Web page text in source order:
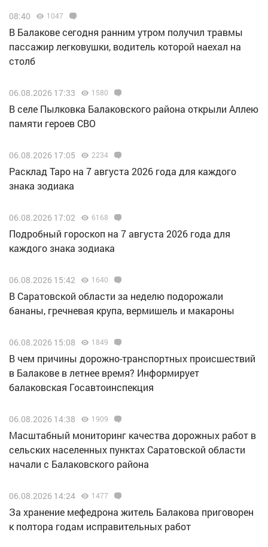
08:40 1047
В Балакове сегодня ранним утром получил травмы
пассажир легковушки, водитель которой наехал на
столб
06.08.2026 17:33 1580
В селе Пылковка Балаковского района открыли Аллею
памяти героев СВО
06.08.2026 17:05 2234
Расклад Таро на 7 августа 2026 года для каждого
знака зодиака
06.08.2026 17:02 6168
Подробный гороскоп на 7 августа 2026 года для
каждого знака зодиака
06.08.2026 15:42 1640
В Саратовской области за неделю подорожали
бананы, гречневая крупа, вермишель и макароны
06.08.2026 15:08 1849
В чем причины дорожно-транспортных происшествий
в Балакове в летнее время? Информирует
балаковская Госавтоинспекция
06.08.2026 14:38 1909
Масштабный мониторинг качества дорожных работ в
сельских населенных пунктах Саратовской области
начали с Балаковского района
06.08.2026 14:24 1477
За хранение мефедрона житель Балакова приговорен
к полтора годам исправительных работ